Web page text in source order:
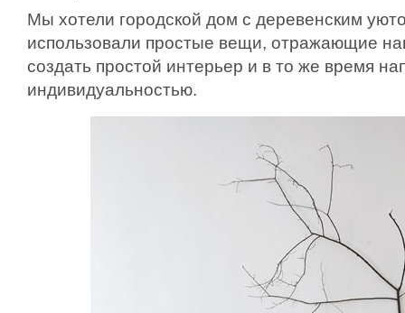
Мы хотели городской дом с деревенским
использовали простые вещи, отражающие
создать простой интерьер и в то же время
индивидуальностью.